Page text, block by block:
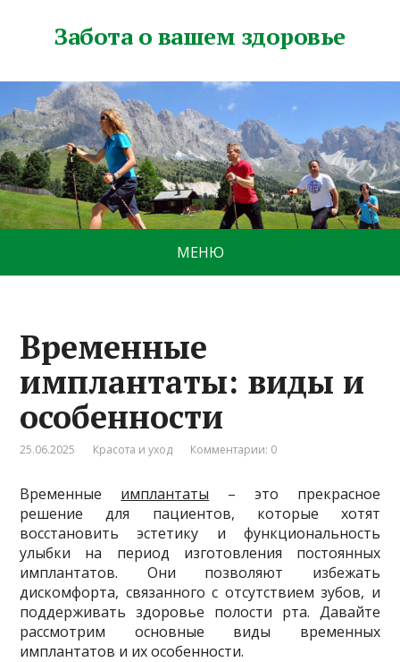
Забота о вашем здоровье
МЕНЮ
Временные
имплантаты: виды и
особенности
25.06.2025 Красота и уход Комментарии: 0
Временные имплантаты – это прекрасное
решение для пациентов, которые хотят
восстановить эстетику и функциональность
улыбки на период изготовления постоянных
имплантатов. Они позволяют избежать
дискомфорта, связанного с отсутствием зубов, и
поддерживать здоровье полости рта. Давайте
рассмотрим основные виды временных
имплантатов и их особенности.